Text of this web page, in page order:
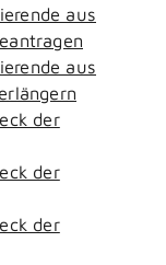
aus
aus
der
der
der